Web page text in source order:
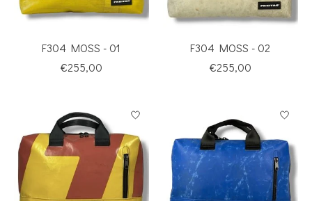
F304 MOSS - 01
€255,00
F304 MOSS - 02
€255,00